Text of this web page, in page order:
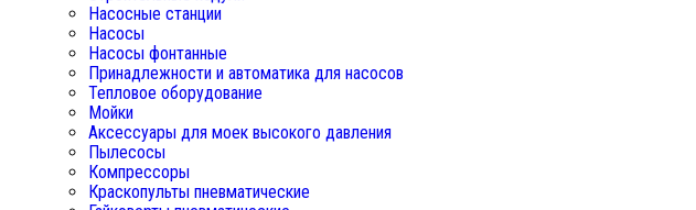
Насосные станции
Насосы
Насосы фонтанные
Принадлежности и автоматика для насосов
Тепловое оборудование
Мойки
Аксессуары для моек высокого давления
Пылесосы
Компрессоры
Краскопульты пневматические